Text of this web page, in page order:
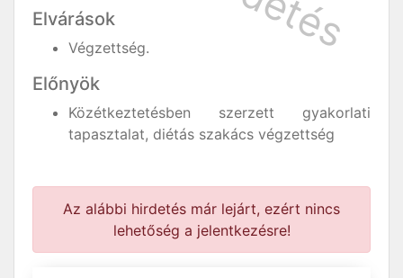
Elvárások
Végzettség.
Előnyök
Közétkeztetésben szerzett gyakorlati
tapasztalat, diétás szakács végzettség
Az alábbi hirdetés már lejárt, ezért nincs
lehetőség a jelentkezésre!